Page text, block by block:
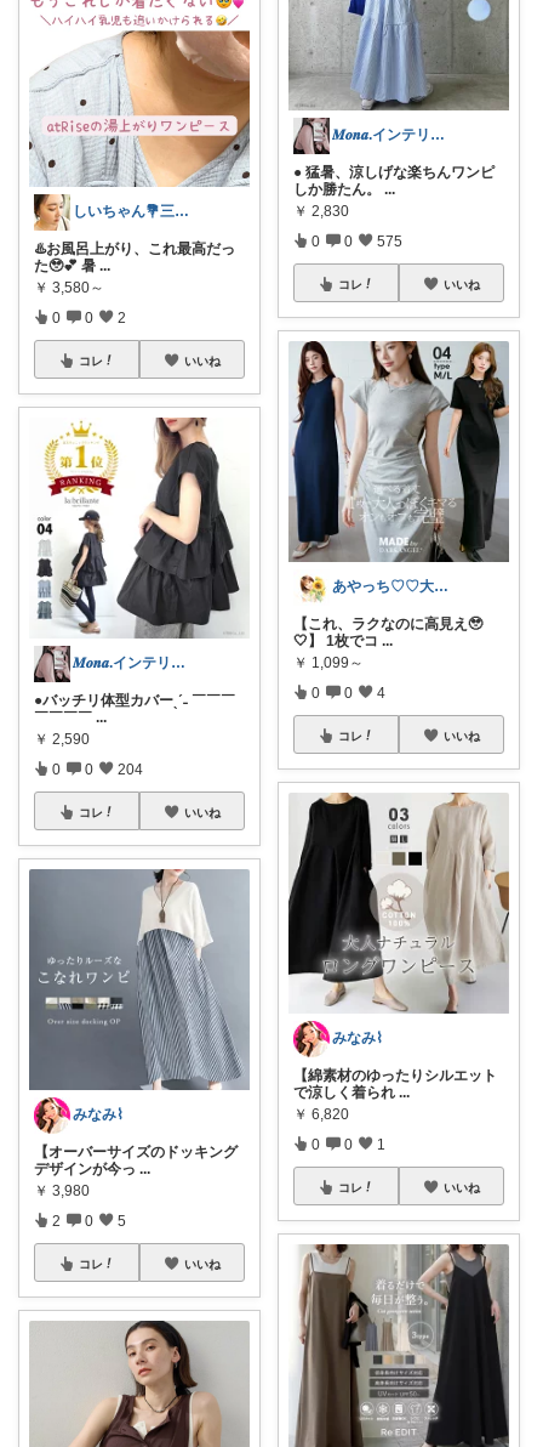
しいちゃん💐三姉妹ママ美容メイク講師
♨️お風呂上がり、これ最高だっ
た🥹💕 暑 ...
￥ 3,580～
0 0 2
コレ いいね
𝑴𝒐𝒏𝒂.インテリア￤暮らし
●バッチリ体型カバーˎˊ˗ ￣￣￣
￣￣￣￣ ...
￥ 2,590
0 0 204
コレ いいね
みなみ⌇
【オーバーサイズのドッキング
デザインが今っ ...
￥ 3,980
2 0 5
コレ いいね
𝑴𝒐𝒏𝒂.インテリア￤暮らし
● 猛暑、涼しげな楽ちんワンピ
しか勝たん。
...
￥ 2,830
0 0 575
コレ いいね
あやっち♡♡大人可愛いROOM
【これ、ラクなのに高見え🥹
🤍】 1枚でコ ...
￥ 1,099～
0 0 4
コレ いいね
みなみ⌇
【綿素材のゆったりシルエット
で涼しく着られ ...
￥ 6,820
0 0 1
コレ いいね